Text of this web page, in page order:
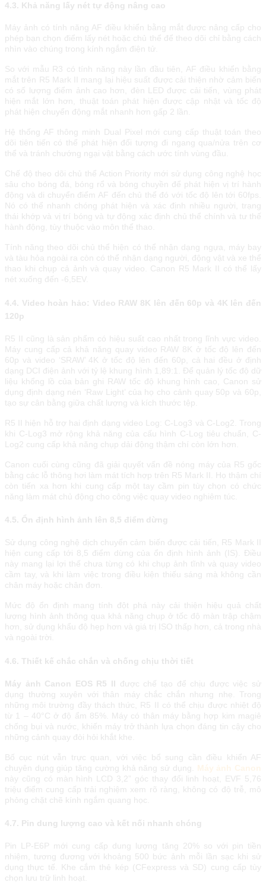
4.3. Khả năng lấy nét tự động nâng cao
Máy ảnh có tính năng AF điều khiển bằng mắt được nâng cấp cho
phép bạn chọn điểm lấy nét hoặc chủ thể để theo dõi chỉ bằng cách
nhìn vào chúng trong kính ngắm điện tử.
So với mẫu R3 có tính năng này lần đầu tiên, AF điều khiển bằng
mắt trên R5 Mark II mang lại hiệu suất được cải thiện nhờ cảm biến
có số lượng điểm ảnh cao hơn, đèn LED được cải tiến, vùng phát
hiện mắt lớn hơn, thuật toán phát hiện được cập nhật và tốc độ
phát hiện chuyển động mắt nhanh hơn gấp 2 lần.
Hệ thống AF thông minh Dual Pixel mới cung cấp thuật toán theo
dõi tiên tiến có thể phát hiện đối tượng đi ngang qua/nửa trên cơ
thể và tránh chướng ngại vật bằng cách ước tính vùng đầu.
Chế độ theo dõi chủ thể Action Priority mới sử dụng công nghệ học
sâu cho bóng đá, bóng rổ và bóng chuyền để phát hiện vị trí hành
động và di chuyển điểm AF đến chủ thể đó với tốc độ lên tới 60fps.
Nó có thể nhanh chóng phát hiện và xác định nhiều người, trạng
thái khớp và vị trí bóng và tự động xác định chủ thể chính và tư thế
hành động, tùy thuộc vào môn thể thao.
Tính năng theo dõi chủ thể hiện có thể nhận dạng ngựa, máy bay
và tàu hỏa ngoài ra còn có thể nhận dạng người, động vật và xe thể
thao khi chụp cả ảnh và quay video. Canon R5 Mark II có thể lấy
nét xuống đến -6,5EV.
4.4. Video hoàn hảo: Video RAW 8K lên đến 60p và 4K lên đến
120p
R5 II cũng là sản phẩm có hiệu suất cao nhất trong lĩnh vực video.
Máy cung cấp cả khả năng quay video RAW 8K ở tốc độ lên đến
60p và video ‘SRAW’ 4K ở tốc độ lên đến 60p, cả hai đều ở định
dạng DCI điện ảnh với tỷ lệ khung hình 1,89:1. Để quản lý tốc độ dữ
liệu khổng lồ của bản ghi RAW tốc độ khung hình cao, Canon sử
dụng định dạng nén ‘Raw Light’ của họ cho cảnh quay 50p và 60p,
tạo sự cân bằng giữa chất lượng và kích thước tệp.
R5 II hiện hỗ trợ hai định dạng video Log: C-Log3 và C-Log2. Trong
khi C-Log3 mở rộng khả năng của cấu hình C-Log tiêu chuẩn, C-
Log2 cung cấp khả năng chụp dải động thậm chí còn lớn hơn.
Canon cuối cùng cũng đã giải quyết vấn đề nóng máy của R5 gốc
bằng các lỗ thông hơi làm mát tích hợp trên R5 Mark II. Họ thậm chí
còn tiến xa hơn khi cung cấp một tay cầm pin tùy chọn có chức
năng làm mát chủ động cho công việc quay video nghiêm túc.
4.5. Ổn định hình ảnh lên 8,5 điểm dừng
Sử dụng công nghệ dịch chuyển cảm biến được cải tiến, R5 Mark II
hiện cung cấp tới 8,5 điểm dừng của ổn định hình ảnh (IS). Điều
này mang lại lợi thế chưa từng có khi chụp ảnh tĩnh và quay video
cầm tay, và khi làm việc trong điều kiện thiếu sáng mà không cần
chân máy hoặc chân đơn.
Mức độ ổn định mang tính đột phá này cải thiện hiệu quả chất
lượng hình ảnh thông qua khả năng chụp ở tốc độ màn trập chậm
hơn, sử dụng khẩu độ hẹp hơn và giá trị ISO thấp hơn, cả trong nhà
và ngoài trời.
4.6. Thiết kế chắc chắn và chống chịu thời tiết
Máy ảnh Canon EOS R5 II được chế tạo để chịu được việc sử
dụng thường xuyên với thân máy chắc chắn nhưng nhẹ. Trong
những môi trường đầy thách thức, R5 II có thể chịu được nhiệt độ
từ 1 – 40°C ở độ ẩm 85%. Máy có thân máy bằng hợp kim magiê
chống bụi và nước, khiến máy trở thành lựa chọn đáng tin cậy cho
những cảnh quay đòi hỏi khắt khe.
Bố cục nút vẫn trực quan, với việc bổ sung cần điều khiển AF
chuyên dụng giúp tăng cường khả năng sử dụng.
này cũng có màn hình LCD 3,2” góc thay đổi linh hoạt, EVF 5,76
triệu điểm cung cấp trải nghiệm xem rõ ràng, không có độ trễ, mô
phỏng chặt chẽ kính ngắm quang học.
4.7. Pin dung lượng cao và kết nối nhanh chóng
Pin LP-E6P mới cung cấp dung lượng tăng 20% ​​so với pin tiền
nhiệm, tương đương với khoảng 500 bức ảnh mỗi lần sạc khi sử
dụng thực tế. Khe cắm thẻ kép (CFexpress và SD) cung cấp tùy
chọn lưu trữ linh hoạt.